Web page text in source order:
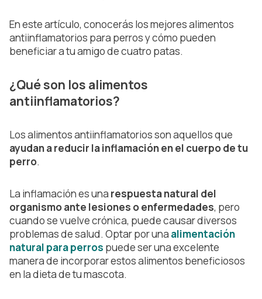
En este artículo, conocerás los mejores alimentos
antiinflamatorios para perros y cómo pueden
beneficiar a tu amigo de cuatro patas.
¿Qué son los alimentos
antiinflamatorios?
Los alimentos antiinflamatorios son aquellos que
ayudan a reducir la inflamación en el cuerpo de tu
perro.
La inflamación es una respuesta natural del
organismo ante lesiones o enfermedades, pero
cuando se vuelve crónica, puede causar diversos
problemas de salud. Optar por una alimentación
natural para perros puede ser una excelente
manera de incorporar estos alimentos beneficiosos
en la dieta de tu mascota.